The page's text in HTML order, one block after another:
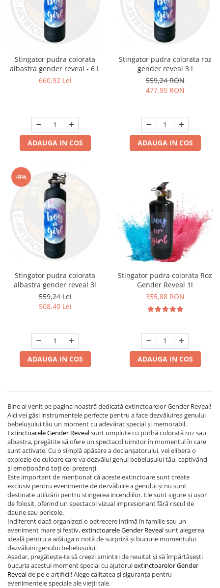
Stingator pudra colorata
albastra gender reveal - 6 L
660,92 Lei
ADAUGA IN COS
Stingator pudra colorata roz
gender reveal 3 l
559,24 RON
477,90 RON
ADAUGA IN COS
-9%
Stingator pudra colorata
albastra gender reveal 3l
559,24 Lei
508,40 Lei
ADAUGA IN COS
Stingator pudra colorata Roz
Gender Reveal 1l
355,88 RON
ADAUGA IN COS
Bine ai venit pe pagina noastră dedicată extinctoarelor Gender Reveal!
Aici vei găsi instrumentele perfecte pentru a face dezvăluirea genului
bebelușului tău un moment cu adevărat special și memorabil.
Extinctoarele Gender Revealsunt umplute cu pudră colorată roz sau
albastra, pregătite să ofere un spectacol uimitor în momentul în care
sunt activate. Cu o simplă apăsare a declanșatorului, vei elibera o
explozie de culoare care va dezvălui genul bebelușului tău, captivând
și emoționând toți cei prezenți.
Este important de menționat că aceste extinctoare sunt create
exclusiv pentru evenimente de dezvăluire a genului și nu sunt
destinate utilizării pentru stingerea incendiilor. Ele sunt sigure și ușor
de folosit, oferind un spectacol vizual impresionant fără riscul de
daune sau pericole.
Indiferent dacă organizezi o petrecere intimă în familie sau un
eveniment mare și festiv,extinctoarele Gender Revealsunt alegerea
ideală pentru a adăuga o notă de surpriză și bucurie momentului
dezvăluirii genului bebelușului.
Așadar, pregătește-te să creezi amintiri de neuitat și să împărtășești
bucuria acestui moment special cu ajutorulextinctoarelor Gender
Revealde pe e-artificii! Alege calitatea și siguranța pentru
evenimentele speciale ale vieții tale.